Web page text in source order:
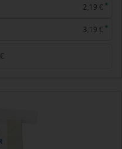
2,19 € *
3,19 € *
€